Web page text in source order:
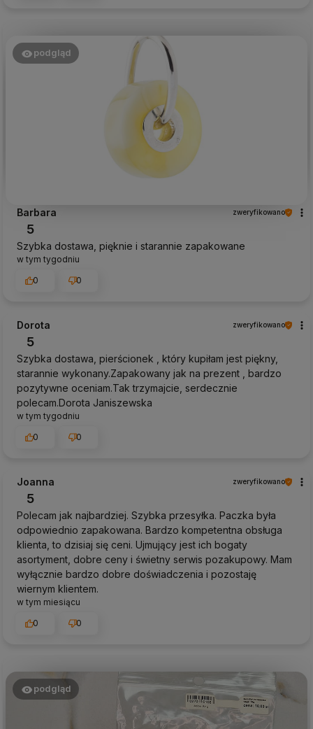
podgląd
Barbara zweryfikowano
5
Szybka dostawa, pięknie i starannie zapakowane
w tym tygodniu
0
0
Dorota zweryfikowano
5
Szybka dostawa, pierścionek , który kupiłam jest piękny,
starannie wykonany.Zapakowany jak na prezent , bardzo
pozytywne oceniam.Tak trzymajcie, serdecznie
polecam.Dorota Janiszewska
w tym tygodniu
0
0
Joanna zweryfikowano
5
Polecam jak najbardziej. Szybka przesyłka. Paczka była
odpowiednio zapakowana. Bardzo kompetentna obsługa
klienta, to dzisiaj się ceni. Ujmujący jest ich bogaty
asortyment, dobre ceny i świetny serwis pozakupowy. Mam
wyłącznie bardzo dobre doświadczenia i pozostaję
wiernym klientem.
w tym miesiącu
0
0
podgląd